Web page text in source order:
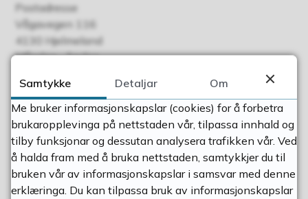
Postadresse
Vågavegen 116
4130 Hjelmeland
Måndag - fredag
Publisert 22.05.2018 13.03 Sist endra 18.11.2024 14.56
Kontaktkort
Samtykke Detaljar
Om
Me bruker informasjonskapslar (cookies) for å forbetra
brukaropplevinga på nettstaden vår, tilpassa innhald og
tilby funksjonar og dessutan analysera trafikken vår. Ved
å halda fram med å bruka nettstaden, samtykkjer du til
bruken vår av informasjonskapslar i samsvar med denne
erklæringa. Du kan tilpassa bruk av informasjonskapslar